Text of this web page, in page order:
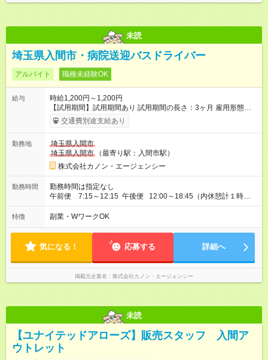
未読
埼玉県入間市・病院送迎バスドライバー
アルバイト 職種未経験OK
給与
時給1,200円～1,200円
【試用期間】試用期間あり 試用期間の長さ：3ヶ月 雇用形態、
給与は本採用時と同じです。
交通費別途支給あり
勤務地
埼玉県入間市
埼玉県入間市
（最寄り駅：入間市駅）
株式会社カノン・エージェンシー
勤務時間
勤務時間は指定なし
午前便 7:15～12:15 午後便 12:00～18:45（内休憩計１時間
有り）
特徴 副業・WワークOK
気になる！ 応募する 詳細へ
掲載元企業名 株式会社カノン・エージェンシー
未読
【ユナイテッドアローズ】販売スタッフ 入間ア
ウトレット